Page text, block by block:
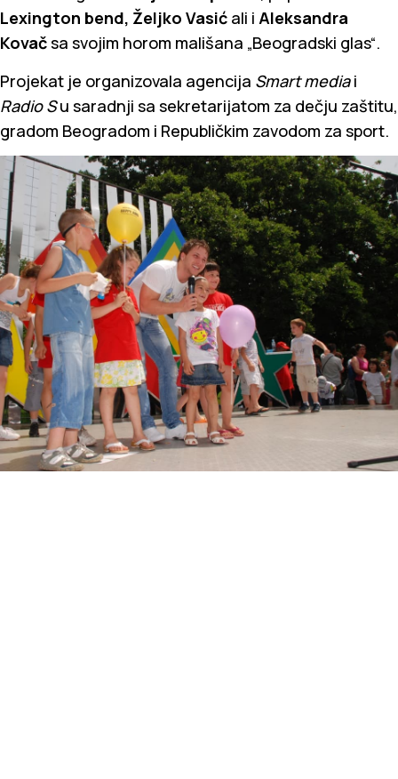
Lexington bend, Željko Vasić ali i Aleksandra
Kovačsa svojim horom mališana „Beogradski glas“.
Projekat je organizovala agencija Smart mediai
Radio Su saradnji sa sekretarijatom za dečju zaštitu,
gradom Beogradom i Republičkim zavodom za sport.